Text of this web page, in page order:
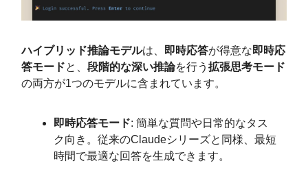
ハイブリッド推論モデルは、 即時応答が得意な 即時応
答モードと、 段階的な深い推論を行う 拡張思考モード
の両方が1つのモデルに含まれています。
即時応答モード: 簡単な質問や日常的なタス
ク向き。従来のClaudeシリーズと同様、最短
時間で最適な回答を生成できます。